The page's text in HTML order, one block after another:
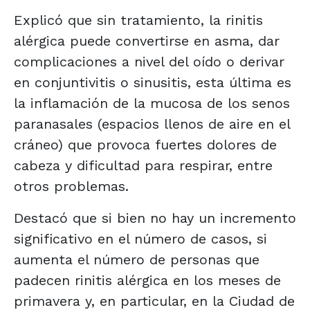
Explicó que sin tratamiento, la rinitis
alérgica puede convertirse en asma, dar
complicaciones a nivel del oído o derivar
en conjuntivitis o sinusitis, esta última es
la inflamación de la mucosa de los senos
paranasales (espacios llenos de aire en el
cráneo) que provoca fuertes dolores de
cabeza y dificultad para respirar, entre
otros problemas.
Destacó que si bien no hay un incremento
significativo en el número de casos, si
aumenta el número de personas que
padecen rinitis alérgica en los meses de
primavera y, en particular, en la Ciudad de